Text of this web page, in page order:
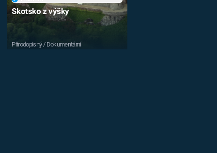
Skotsko z výšky
Přírodopisný / Dokumentární